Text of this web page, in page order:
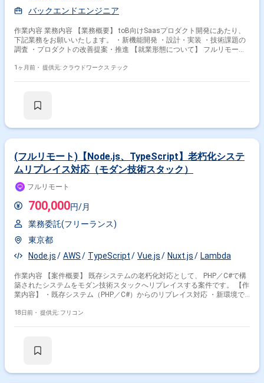
バックエンドエンジニア
作業内容 業務内容 【業務概要】 toB向けSaasプロダクト開発にあたり、
下記業務をお願いいたします。 ・新機能開発 ・設計・実装 ・技術課題の
調査 ・プロダクトの改善提案・推進 【就業形態について】 フルリモート
ており、ご相談可能な環境となっていおります。 ◆主な開発環境・ツール
1ヶ月前・ 提供元: クラウドワークス テック
(フルリモート)【Node.js、TypeScript】老朽化システ
ムリプレイス対応（モダン技術スタック）
フルリモート
700,000円/月
業務委託(フリーランス)
東京都
Node.js
AWS TypeScript Vue.js Nuxt.js Lambda
作業内容 【案件概要】 既存システムの老朽化対応として、 PHP／C#で構
築されたシステムをモダン技術スタックへリプレイスする案件です。 【作
業内容】 ・既存システム（PHP／C#）からのリプレイス対応 ・新環境で
TypeScript ・AWS Lambda ・API設計／実装
18日前・ 提供元: フリコン